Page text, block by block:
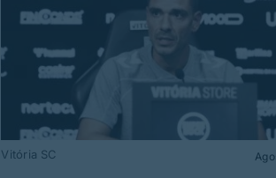
Vitória SC